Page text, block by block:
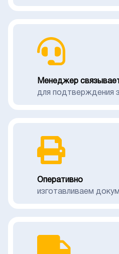
Менеджер
для подтверждения
Оперативно
изготавливаем